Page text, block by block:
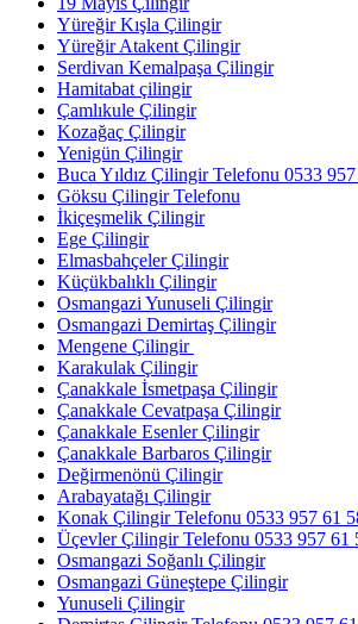
Yüreğir Kışla Çilingir
Yüreğir Atakent Çilingir
Serdivan Kemalpaşa Çilingir
Hamitabat çilingir
Çamlıkule Çilingir
Kozağaç Çilingir
Yenigün Çilingir
Buca Yıldız Çilingir Telefonu 0533
Göksu Çilingir Telefonu
İkiçeşmelik Çilingir
Ege Çilingir
Elmasbahçeler Çilingir
Küçükbalıklı Çilingir
Osmangazi Yunuseli Çilingir
Osmangazi Demirtaş Çilingir
Mengene Çilingir
Karakulak Çilingir
Çanakkale İsmetpaşa Çilingir
Çanakkale Cevatpaşa Çilingir
Çanakkale Esenler Çilingir
Çanakkale Barbaros Çilingir
Değirmenönü Çilingir
Arabayatağı Çilingir
Konak Çilingir Telefonu 0533 957 61
Üçevler Çilingir Telefonu 0533 957 61
Osmangazi Soğanlı Çilingir
Osmangazi Güneştepe Çilingir
Yunuseli Çilingir